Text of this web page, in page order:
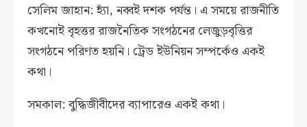
সেলিম জাহান: হ্যাঁ, নব্বই দশক পর্যন্ত। এ সময়ে রাজনীতি
কখনোই বৃহত্তর রাজনৈতিক সংগঠনের লেজুড়বৃত্তির
সংগঠনে পরিণত হয়নি। ট্রেড ইউনিয়ন সম্পর্কেও একই
কথা।
সমকাল: বুদ্ধিজীবীদের ব্যাপারেও একই কথা।